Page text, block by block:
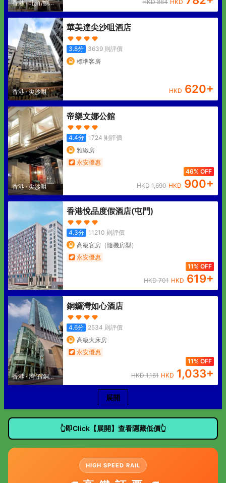
香港·北角/鰂魚
涌
HKD864 HKD
香港·尖沙咀
華美達尖沙咀酒店
3.8分 3639則評價
標準客房
HKD 620+
香港·尖沙咀
帝樂文娜公館
4.4分 1724 則評價
雅緻房
永安優惠
46% OFF
HKD1,690 HKD 900+
香港悅品度假酒店(屯門)
4.3分 11210 則評價
高級客房（隨機房型）
永安優惠
11% OFF
HKD701 HKD 619+
香港·灣仔/銅鑼
銅鑼灣如心酒店
4.6分 2534 則評價
高級大床房
永安優惠
11% OFF
HKD1,161 HKD 1,033+
展開
👆即Click【展開】查看隱藏低價👆
HIGH SPEED RAIL